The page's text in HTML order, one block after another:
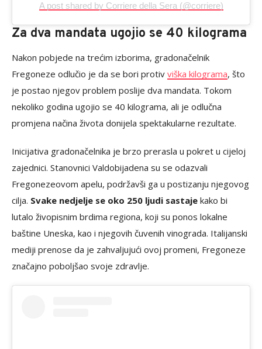
A post shared by Corriere della Sera (@corriere)
Za dva mandata ugojio se 40 kilograma
Nakon pobjede na trećim izborima, gradonačelnik
Fregoneze odlučio je da se bori protiv viška kilograma, što
je postao njegov problem poslije dva mandata. Tokom
nekoliko godina ugojio se 40 kilograma, ali je odlučna
promjena načina života donijela spektakularne rezultate.
Inicijativa gradonačelnika je brzo prerasla u pokret u cijeloj
zajednici. Stanovnici Valdobijadena su se odazvali
Fregonezeovom apelu, podržavši ga u postizanju njegovog
cilja. Svake nedjelje se oko 250 ljudi sastaje kako bi
lutalo živopisnim brdima regiona, koji su ponos lokalne
baštine Uneska, kao i njegovih čuvenih vinograda. Italijanski
mediji prenose da je zahvaljujući ovoj promeni, Fregoneze
značajno poboljšao svoje zdravlje.